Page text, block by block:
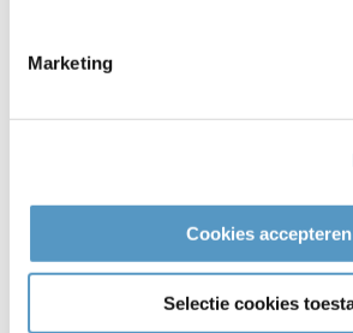
Marketing
Cookies accepteren
Selectie cookies
pluis-gevoel af bij
11-03-2020